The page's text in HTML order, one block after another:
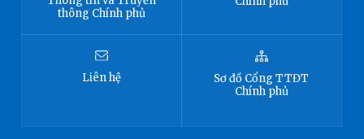
thông Chính phủ
Liên hệ Sơ đồ Cổng TTĐT
Chính phủ